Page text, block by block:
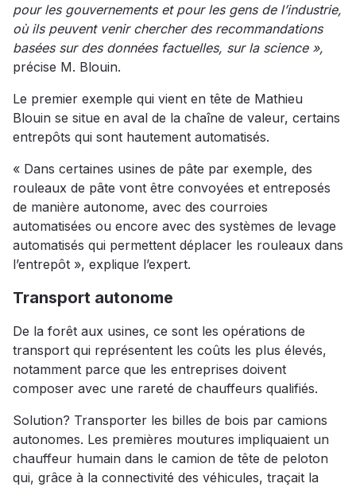
pour les gouvernements et pour les gens de l’industrie,
où ils peuvent venir chercher des recommandations
basées sur des données factuelles, sur la science »,
précise M. Blouin.
Le premier exemple qui vient en tête de Mathieu
Blouin se situe en aval de la chaîne de valeur, certains
entrepôts qui sont hautement automatisés.
« Dans certaines usines de pâte par exemple, des
rouleaux de pâte vont être convoyées et entreposés
de manière autonome, avec des courroies
automatisées ou encore avec des systèmes de levage
automatisés qui permettent déplacer les rouleaux dans
l’entrepôt », explique l’expert.
Transport autonome
De la forêt aux usines, ce sont les opérations de
transport qui représentent les coûts les plus élevés,
notamment parce que les entreprises doivent
composer avec une rareté de chauffeurs qualifiés.
Solution? Transporter les billes de bois par camions
autonomes. Les premières moutures impliquaient un
chauffeur humain dans le camion de tête de peloton
qui, grâce à la connectivité des véhicules, traçait la